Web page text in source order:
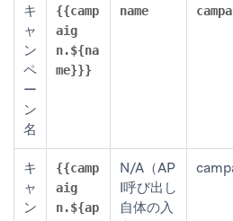
キ
ャ
ン
ペ
ー
ン
名
{{camp
aig
n.${na
me}}}
name
キ
ャ
ン
{{camp
aig
n.${ap
N/A（AP
I呼び出し
自体の入